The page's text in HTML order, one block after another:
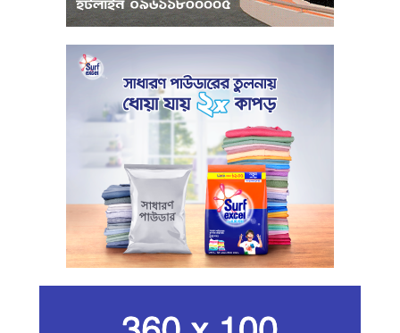
পুঁজিবাজারে অনিয়মের তথ্য প্রদানকারীর
সুরক্ষায় বিধিমালা প্রণয়ন
খামেনি হত্যার প্রতিশোধ নেওয়ার ঘোষণা
ইরানের রেভোল্যুশনারি গার্ডের
কার্বন কারখানার ধোঁয়ায় ক্ষতির মুখে কৃষি ও
পরিবেশ
ইরানের সর্বোচ্চ ধর্মীয় নেতা খামেনি নিহত